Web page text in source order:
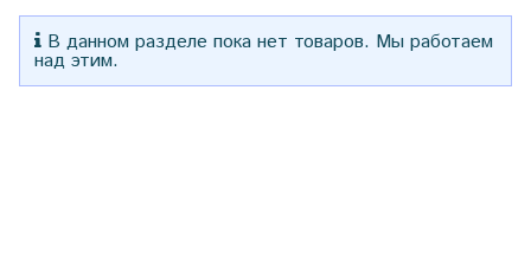
В данном разделе пока нет товаров. Мы работаем
над этим.